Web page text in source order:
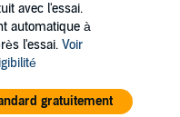
avec l'essai.
automatique à
l'essai. Voir
gratuitement